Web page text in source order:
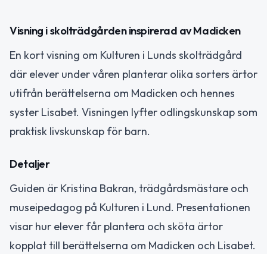
Visning i skolträdgården inspirerad av Madicken
En kort visning om Kulturen i Lunds skolträdgård
där elever under våren planterar olika sorters ärtor
utifrån berättelserna om Madicken och hennes
syster Lisabet. Visningen lyfter odlingskunskap som
praktisk livskunskap för barn.
Detaljer
Guiden är Kristina Bakran, trädgårdsmästare och
museipedagog på Kulturen i Lund. Presentationen
visar hur elever får plantera och sköta ärtor
kopplat till berättelserna om Madicken och Lisabet.